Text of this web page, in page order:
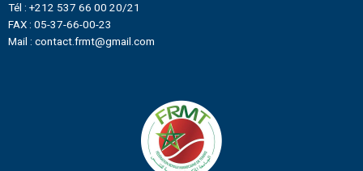
Tél : +212 537 66 00 20/21
FAX : 05-37-66-00-23
Mail : contact.frmt@gmail.com